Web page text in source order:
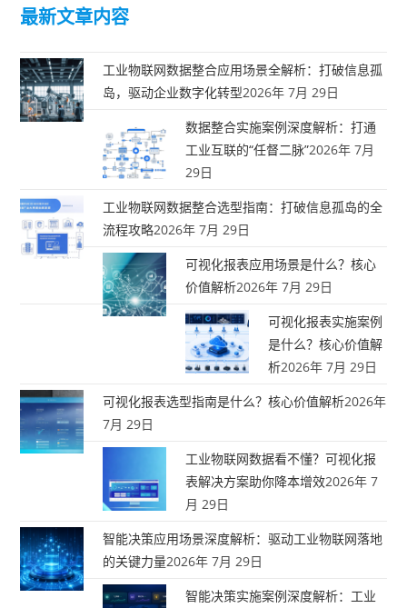
最新文章内容
工业物联网数据整合应用场景全解析：打破信息孤
岛，驱动企业数字化转型2026年 7月 29日
数据整合实施案例深度解析：打通
工业互联的“任督二脉”2026年 7月
29日
工业物联网数据整合选型指南：打破信息孤岛的全
流程攻略2026年 7月 29日
可视化报表应用场景是什么？核心
价值解析2026年 7月 29日
可视化报表实施案例
是什么？核心价值解
析2026年 7月 29日
可视化报表选型指南是什么？核心价值解析2026年
7月 29日
工业物联网数据看不懂？可视化报
表解决方案助你降本增效2026年 7
月 29日
智能决策应用场景深度解析：驱动工业物联网落地
的关键力量2026年 7月 29日
智能决策实施案例深度解析：工业